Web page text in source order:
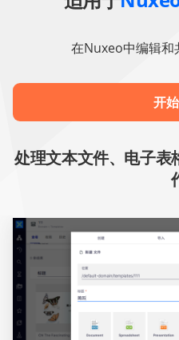
在Nuxeo中编辑和
开
处理文本文件、电子表